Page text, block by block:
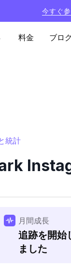
今すぐ
料金 ブロ
統計
月間成長
追跡を開始
ました